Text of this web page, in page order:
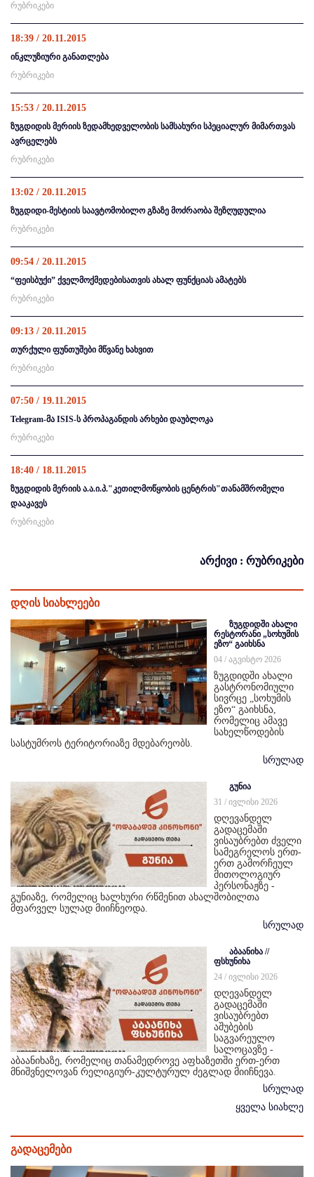
რუბრიკები
18:39 / 20.11.2015
ინკლუზიური განათლება
რუბრიკები
15:53 / 20.11.2015
ზუგდიდის მერიის ზედამხედველობის სამსახური სპეციალურ მიმართვას
ავრცელებს
რუბრიკები
13:02 / 20.11.2015
ზუგდიდი-მესტიის საავტომობილო გზაზე მოძრაობა შეზღუდულია
რუბრიკები
09:54 / 20.11.2015
“ფეისბუქი” ქველმოქმედებისათვის ახალ ფუნქციას ამატებს
რუბრიკები
09:13 / 20.11.2015
თურქული ფუნთუშები მწვანე ხახვით
რუბრიკები
07:50 / 19.11.2015
Telegram-მა ISIS-ს პროპაგანდის არხები დაუბლოკა
რუბრიკები
18:40 / 18.11.2015
ზუგდიდის მერიის ა.ა.ი.პ."კეთილმოწყობის ცენტრის"თანამშრომელი
დააკავეს
რუბრიკები
არქივი : რუბრიკები
დღის სიახლეები
ზუგდიდში ახალი
რესტორანი „სოხუმის
ეზო“ გაიხსნა
04 / აგვისტო 2026
ზუგდიდში ახალი
გასტრონომიული
სივრცე „სოხუმის
ეზო“ გაიხსნა,
რომელიც ამავე
სახელწოდების
სასტუმროს ტერიტორიაზე მდებარეობს.
სრულად
გუნია
31 / ივლისი 2026
დღევანდელ
გადაცემაში
ვისაუბრებთ ძველი
სამეგრელოს ერთ-
ერთ გამორჩეულ
მითოლოგიურ
პერსონაჟზე -
გუნიაზე, რომელიც ხალხური რწმენით ახალშობილთა
მფარველ სულად მიიჩნეოდა.
სრულად
აბაანიხა //
ფსხუნიხა
24 / ივლისი 2026
დღევანდელ
გადაცემაში
ვისაუბრებთ
აშუბების
საგვარეულო
სალოცავზე -
აბაანიხაზე, რომელიც თანამედროვე აფხაზეთში ერთ-ერთ
მნიშვნელოვან რელიგიურ-კულტურულ ძეგლად მიიჩნევა.
სრულად
ყველა სიახლე
გადაცემები